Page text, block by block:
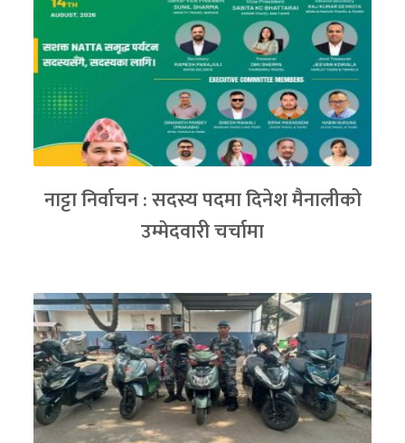
नाट्टा निर्वाचन : सदस्य पदमा दिनेश मैनालीको
उम्मेदवारी चर्चामा